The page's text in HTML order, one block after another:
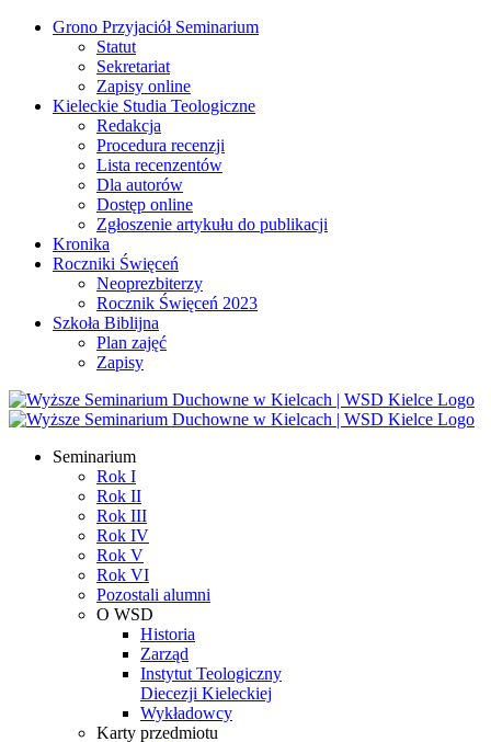
Przejdź
zawartości
Grono Przyjaciół Seminarium
Statut
Sekretariat
Zapisy online
Kieleckie Studia Teologiczne
Redakcja
Procedura recenzji
Lista recenzentów
Dla autorów
Dostęp online
Zgłoszenie artykułu do publikacji
Kronika
Roczniki Święceń
Neoprezbiterzy
Rocznik Święceń 2023
Szkoła Biblijna
Plan zajęć
Zapisy
Facebook
YouTube
YouTube
Seminarium
Rok I
Rok II
Rok III
Rok IV
Rok V
Rok VI
Pozostali alumni
O WSD
Historia
Zarząd
Instytut Teologiczny
Diecezji Kieleckiej
Wykładowcy
Karty przedmiotu